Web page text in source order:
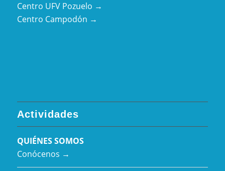
Centro UFV Pozuelo →
Centro Campodón →
Actividades
QUIÉNES SOMOS
Conócenos →